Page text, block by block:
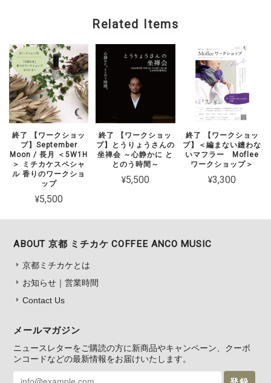
Related Items
終了 【ワークショッ
プ】September
Moon / 長月 ＜5W1H
＞ ミチカケスペシャ
ル 香りのワークショ
ップ
¥5,500
終了 【ワークショッ
プ】とうりょうさんの
坐禅会 ～心静かに と
とのう時間～
¥5,500
終了 【ワークショッ
プ】＜編まない縫わな
いマフラー Moflee
ワークショップ＞
¥3,300
ABOUT 京都 ミチカケ COFFEE ANCO MUSIC
京都ミチカケとは
お知らせ｜営業時間
Contact Us
メールマガジン
ニュースレターをご購読の方に新商品やキャンペーン、クーポ
ンコードなどの最新情報をお届けいたします。